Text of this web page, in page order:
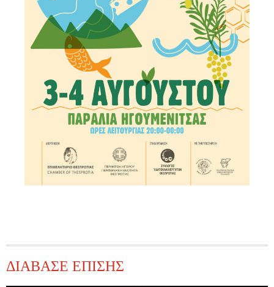
ΔΙΑΒΑΣΕ ΕΠΙΣΗΣ